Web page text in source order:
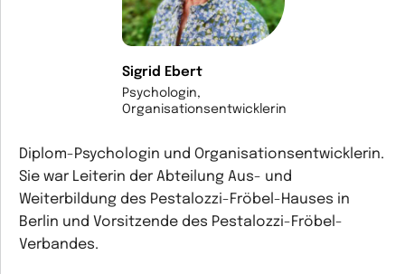
Sigrid Ebert
Psychologin,
Organisationsentwicklerin
Diplom-Psychologin und Organisationsentwicklerin.
Sie war Leiterin der Abteilung Aus- und
Weiterbildung des Pestalozzi-Fröbel-Hauses in
Berlin und Vorsitzende des Pestalozzi-Fröbel-
Verbandes.